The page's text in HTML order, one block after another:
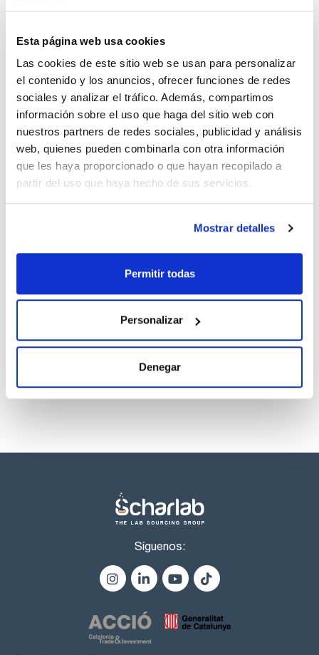
Esta página web usa cookies
Las cookies de este sitio web se usan para personalizar
el contenido y los anuncios, ofrecer funciones de redes
sociales y analizar el tráfico. Además, compartimos
información sobre el uso que haga del sitio web con
nuestros partners de redes sociales, publicidad y análisis
web, quienes pueden combinarla con otra información
que les haya proporcionado o que hayan recopilado a
partir del uso que haya hecho de sus servicios.
Mostrar detalles
Permitir todas
Personalizar
Denegar
producto
Características
Capacidad (ml) : 250
Tipo de tapón : Tapón con junta
Diámetro boca (mm) : 37
Frascos cuadrados de Polietileno de Alta Densidad,
graduados.
Ver más
Documentación técnica
TDS / Ficha técnica
COA
Regístrate para
descargas
Los productos marcados con esta imagen son
listos para una entrega inmediata.
Síguenos: